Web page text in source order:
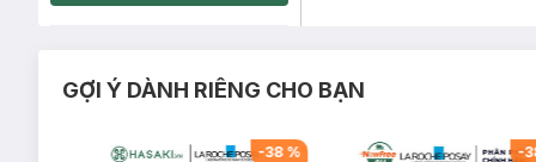
GỢI Ý DÀNH RIÊNG CHO BẠN
-38% -